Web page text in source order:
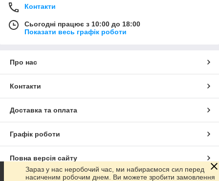
Контакти
Сьогодні працює з 10:00 до 18:00
Показати весь графік роботи
Про нас
Контакти
Доставка та оплата
Графік роботи
Повна версія сайту
Зараз у нас неробочий час, ми набираємося сил перед
насиченим робочим днем. Ви можете зробити замовлення